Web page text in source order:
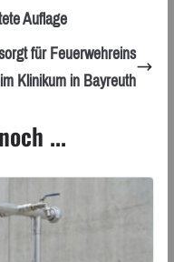
Auflage
für Feuerwehreins
Klinikum in Bayreuth
...